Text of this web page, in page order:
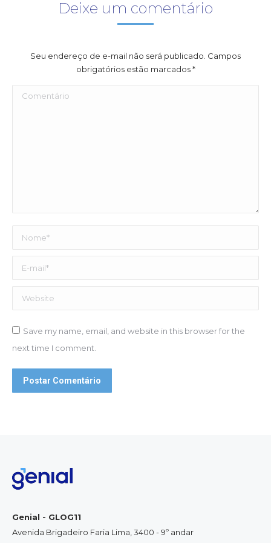
Deixe um comentário
Seu endereço de e-mail não será publicado. Campos
obrigatórios estão marcados*
Comentário
Nome *
E-mail *
Website
Save my name, email, and website in this browser for the
next time I comment.
Postar Comentário
Genial - GLOG11
Avenida Brigadeiro Faria Lima, 3400 - 9º andar